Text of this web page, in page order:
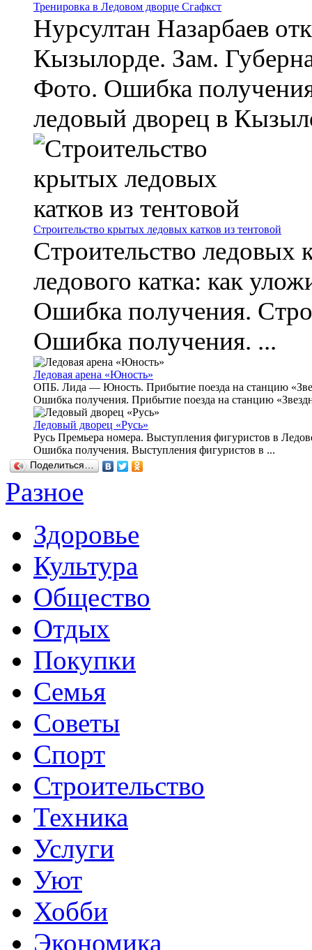
Тренировка в Ледовом дворце Сгафкст
Нурсултан Назарбаев
Кызылорде. Зам.
Фото. Ошибка
ледовый дворец в
Строительство крытых ледовых катков из тентовой
Строительство ледовых
ледового катка: как
Ошибка получения.
Ошибка получения. ...
Ледовая арена «Юность»
ОПБ. Лида — Юность. Прибытие поезда на станцию
Ошибка получения. Прибытие поезда на станцию
Ледовый дворец «Русь»
Русь Премьера номера. Выступления фигуристов в
Ошибка получения. Выступления фигуристов в ...
Поделиться…
Разное
Здоровье
Культура
Общество
Отдых
Покупки
Семья
Советы
Спорт
Строительство
Техника
Услуги
Уют
Хобби
Экономика